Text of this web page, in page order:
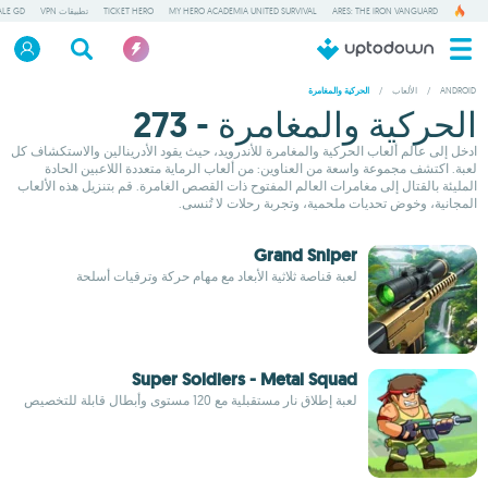
ARES: THE IRON VANGUARD
MY HERO ACADEMIA UNITED SURVIVAL
TICKET HERO تطبيقات VPN GD
ANDROID
/ الألعاب / الحركية والمغامرة
الحركية والمغامرة - 273
ادخل إلى عالم ألعاب الحركية والمغامرة للأندرويد، حيث يقود الأدرينالين والاستكشاف كل
لعبة. اكتشف مجموعة واسعة من العناوين: من ألعاب الرماية متعددة اللاعبين الحادة
المليئة بالقتال إلى مغامرات العالم المفتوح ذات القصص الغامرة. قم بتنزيل هذه الألعاب
المجانية، وخوض تحديات ملحمية، وتجربة رحلات لا تُنسى.
Grand Sniper
لعبة قناصة ثلاثية الأبعاد مع مهام حركة وترقيات أسلحة
Super Soldiers - Metal Squad
لعبة إطلاق نار مستقبلية مع 120 مستوى وأبطال قابلة للتخصيص